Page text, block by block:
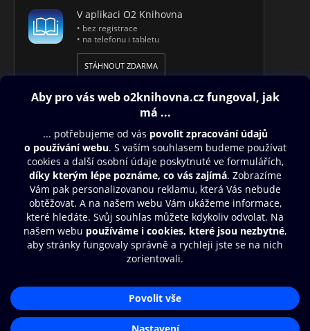
V aplikaci O2 Knihovna
• bez registrace
• na telefonu i tabletu
STÁHNOUT ZDARMA
Obsah ke stažení
Moje O2 Knihovna
Další zábava
Nákupní řád
Přístupnost
Zásady zpracování osobních údajů
Aplikace O2 Knihovna